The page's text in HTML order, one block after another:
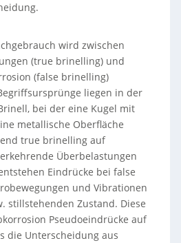
wird zwischen
(true brinelling) und
(false brinelling)
liegen in der
bei der eine Kugel mit
metallische Oberfläche
true brinelling auf
Überbelastungen
Eindrücke bei false
und Vibrationen
stillstehenden Zustand. Diese
Pseudoeindrücke auf
die Unterscheidung aus